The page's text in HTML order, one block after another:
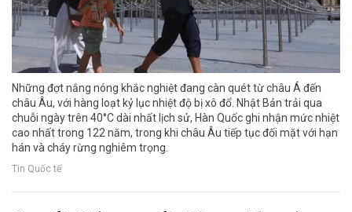
Những đợt nắng nóng khắc nghiệt đang càn quét từ châu Á đến
châu Âu, với hàng loạt kỷ lục nhiệt độ bị xô đổ. Nhật Bản trải qua
chuỗi ngày trên 40°C dài nhất lịch sử, Hàn Quốc ghi nhận mức nhiệt
cao nhất trong 122 năm, trong khi châu Âu tiếp tục đối mặt với hạn
hán và cháy rừng nghiêm trọng.
Tin Quốc tế